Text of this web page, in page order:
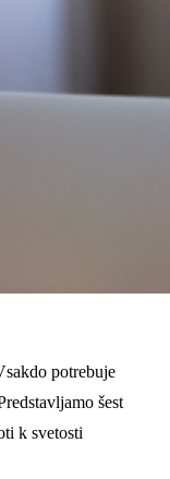
potrebuje
šest
k svetosti